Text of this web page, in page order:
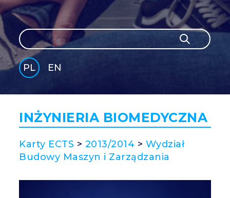
Szukaj
Szukaj
PL
EN
SH
INŻYNIERIA BIOMEDYCZNA
Karty ECTS > 2013/2014 > Wydział
Budowy Maszyn i Zarządzania